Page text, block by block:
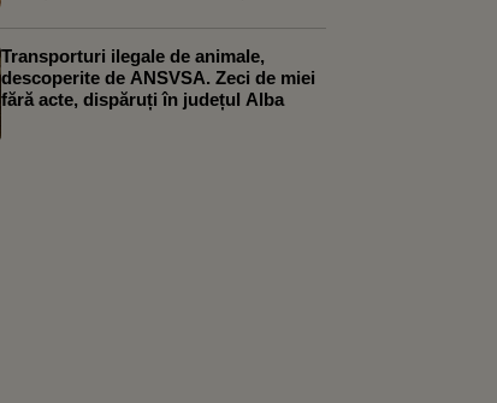
Transporturi ilegale de animale,
descoperite de ANSVSA. Zeci de miei
fără acte, dispăruți în județul Alba